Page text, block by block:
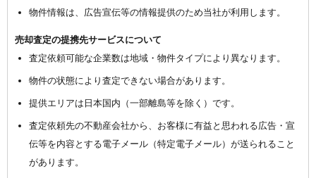
物件情報は、広告宣伝等の情報提供のため当社が利用します。
売却査定の提携先サービスについて
査定依頼可能な企業数は地域・物件タイプにより異なります。
物件の状態により査定できない場合があります。
提供エリアは日本国内（一部離島等を除く）です。
査定依頼先の不動産会社から、お客様に有益と思われる広告・宣
伝等を内容とする電子メール（特定電子メール）が送られること
があります。